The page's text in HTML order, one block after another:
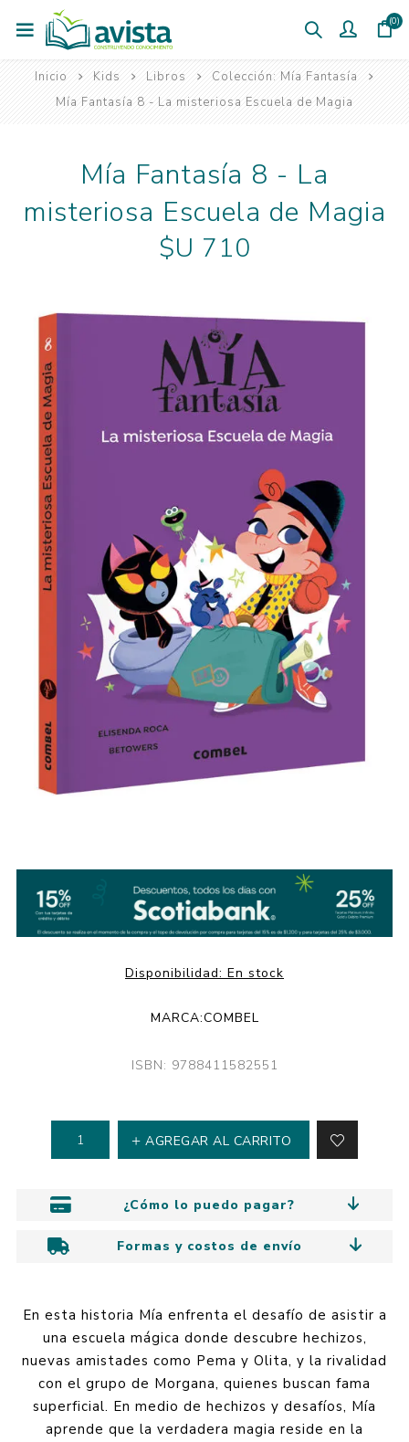
(0)
Inicio Kids Libros
Colección: Mía Fantasía
Mía Fantasía 8 - La misteriosa Escuela de Magia
Mía Fantasía 8 - La
misteriosa Escuela de Magia
$U 710
Disponibilidad: En stock
MARCA:COMBEL
ISBN: 9788411582551
AGREGAR AL CARRITO
¿Cómo lo puedo pagar?
Formas y costos de envío
En esta historia Mía enfrenta el desafío de asistir a
una escuela mágica donde descubre hechizos,
nuevas amistades como Pema y Olita, y la rivalidad
con el grupo de Morgana, quienes buscan fama
superficial. En medio de hechizos y desafíos, Mía
aprende que la verdadera magia reside en la